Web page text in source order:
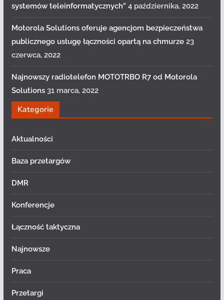
systemów teleinformatycznych” 4 października, 2022
Motorola Solutions oferuje agencjom bezpieczeństwa
publicznego usługę łączności opartą na chmurze 23
czerwca, 2022
Najnowszy radiotelefon MOTOTRBO R7 od Motorola
Solutions 31 marca, 2022
Kategorie
Aktualności
Baza przetargów
DMR
Konferencje
Łączność taktyczna
Najnowsze
Praca
Przetargi